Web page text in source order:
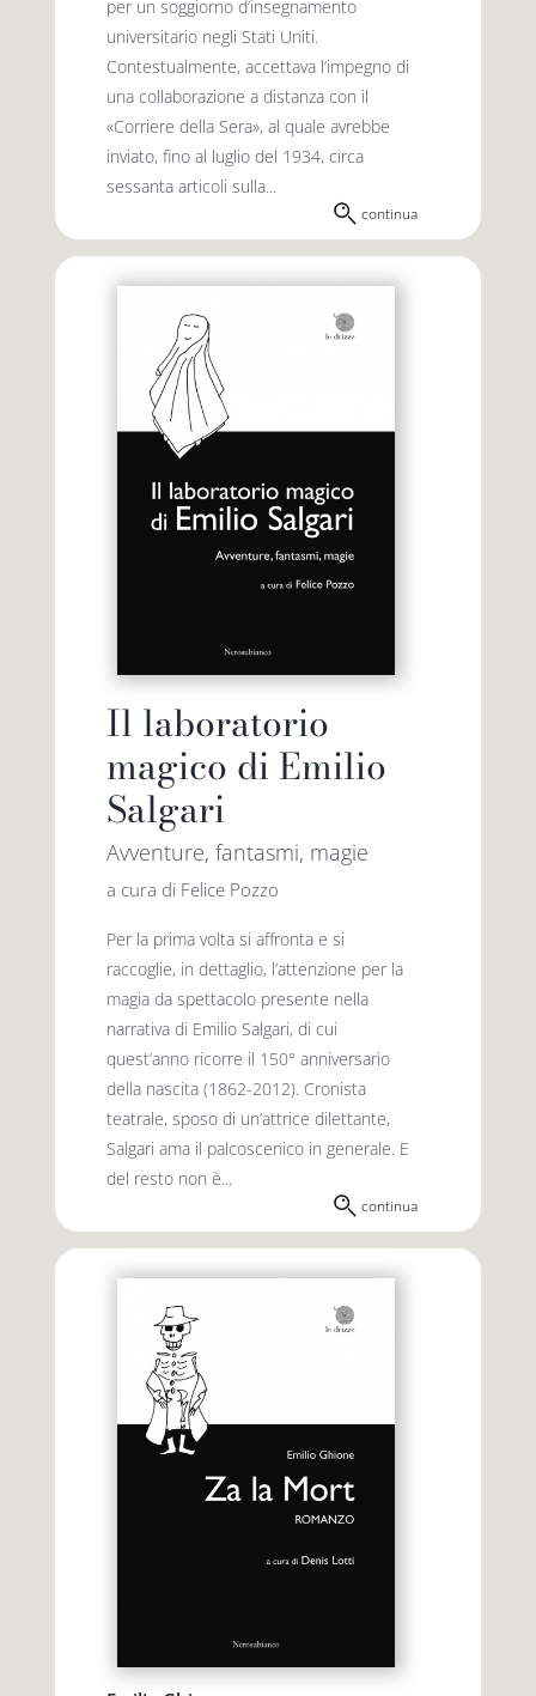
per un soggiorno d’insegnamento
universitario negli Stati Uniti.
Contestualmente, accettava l’impegno di
una collaborazione a distanza con il
«Corriere della Sera», al quale avrebbe
inviato, fino al luglio del 1934, circa
sessanta articoli sulla...
continua
Il laboratorio
magico di Emilio
Salgari
Avventure, fantasmi, magie
a cura di Felice Pozzo
Per la prima volta si affronta e si
raccoglie, in dettaglio, l’attenzione per la
magia da spettacolo presente nella
narrativa di Emilio Salgari, di cui
quest’anno ricorre il 150° anniversario
della nascita (1862-2012). Cronista
teatrale, sposo di un’attrice dilettante,
Salgari ama il palcoscenico in generale. E
del resto non è...
continua